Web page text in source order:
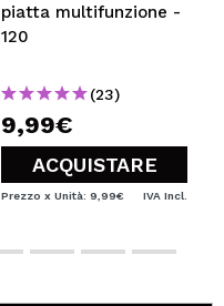
piatta multifunzione -
120
(23)
9,99€
ACQUISTARE
Prezzo x Unità: 9,99€ IVA Incl.